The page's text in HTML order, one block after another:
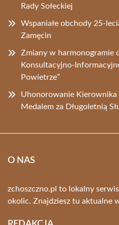
Rady Sołeckiej
Wspaniałe obchody 25-
Zamęcin
Zmiany w harmonogramie
Konsultacyjno-
Powietrze”
Uhonorowanie Kierownika
Medalem za Długoletnią
O NAS
zchoszczno.pl to lokalny
okolic. Znajdziesz tu aktualne